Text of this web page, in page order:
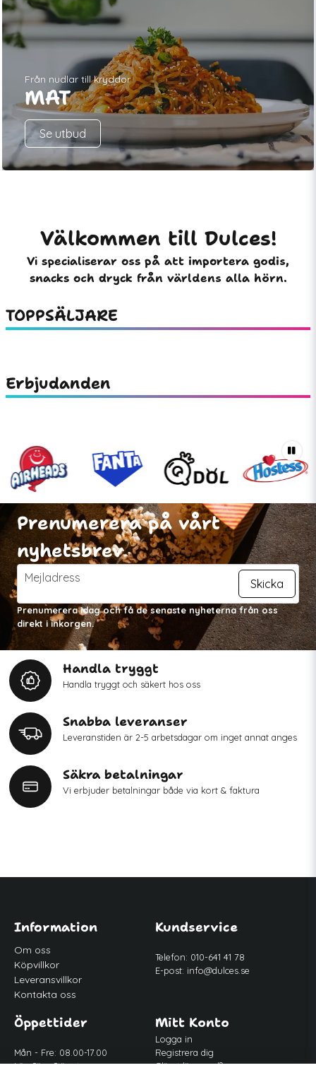
MAT
Från nudlar till kryddor
Se utbud
Välkommen till Dulces!
Vi specialiserar oss på att importera godis,
snacks och dryck från världens alla hörn.
TOPPSÄLJARE
Erbjudanden
Prenumerera på vårt
nyhetsbrev
email
Mejladress Skicka
Prenumerera idag och få de senaste nyheterna från oss
direkt i inkorgen.
Handla tryggt
Handla tryggt och säkert hos oss
Snabba leveranser
Leveranstiden är 2-5 arbetsdagar om inget annat anges
Säkra betalningar
Vi erbjuder betalningar både via kort & faktura
Information
Om oss
Köpvillkor
Leveransvillkor
Kontakta oss
Kundservice
Telefon: 010-641 41 78
E-post: info@dulces.se
Öppettider
Mån - Fre: 08.00-17.00
Lör-Sön: Stängt
Mitt Konto
Logga in
Registrera dig
Glömt lösenord?